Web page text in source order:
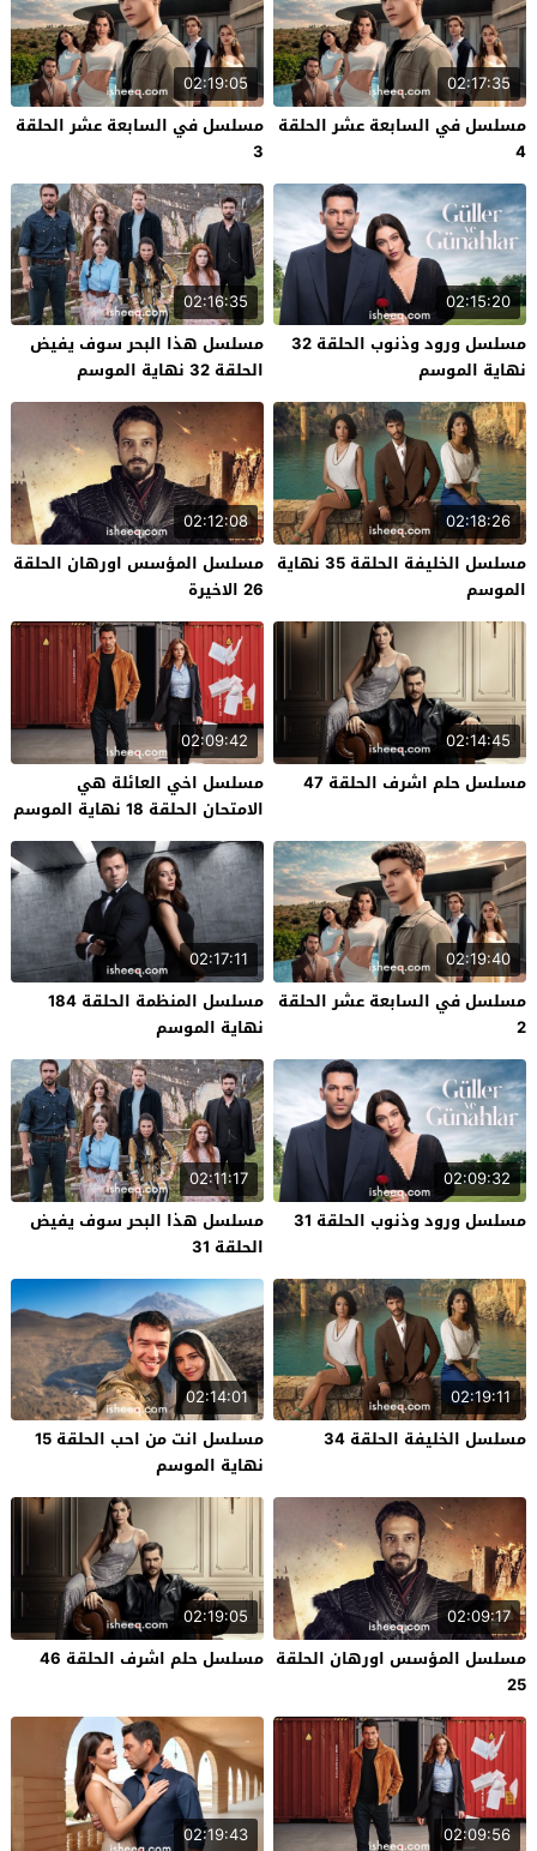
02:17:35
مسلسل في السابعة عشر الحلقة
4
02:19:05
مسلسل في السابعة عشر الحلقة
3
02:15:20
مسلسل ورود وذنوب الحلقة 32
نهاية الموسم
02:16:35
مسلسل هذا البحر سوف يفيض
الحلقة 32 نهاية الموسم
02:18:26
مسلسل الخليفة الحلقة 35 نهاية
الموسم
02:12:08
مسلسل المؤسس اورهان الحلقة
26 الاخيرة
02:14:45
مسلسل حلم اشرف الحلقة 47
02:09:42
مسلسل اخي العائلة هي
الامتحان الحلقة 18 نهاية الموسم
02:19:40
مسلسل في السابعة عشر الحلقة
2
02:17:11
مسلسل المنظمة الحلقة 184
نهاية الموسم
02:09:32
مسلسل ورود وذنوب الحلقة 31
02:11:17
مسلسل هذا البحر سوف يفيض
الحلقة 31
02:19:11
مسلسل الخليفة الحلقة 34
02:14:01
مسلسل انت من احب الحلقة 15
نهاية الموسم
02:09:17
مسلسل المؤسس اورهان الحلقة
25
02:19:05
مسلسل حلم اشرف الحلقة 46
02:09:56
02:19:43